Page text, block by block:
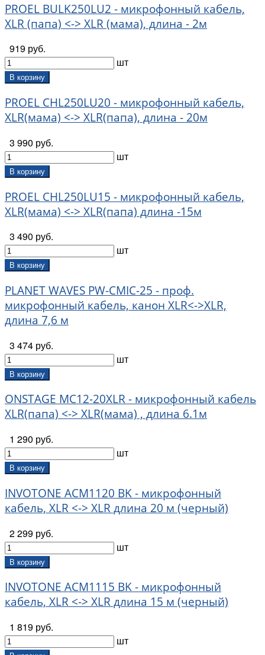
PROEL BULK250LU2 - микрофонный кабель,
XLR (папа) <-> XLR (мама), длина - 2м
919 руб.
шт
В корзину
PROEL CHL250LU20 - микрофонный кабель,
XLR(мама) <-> XLR(папа), длина - 20м
3 990 руб.
шт
В корзину
PROEL CHL250LU15 - микрофонный кабель,
XLR(мама) <-> XLR(папа) длина -15м
3 490 руб.
шт
В корзину
PLANET WAVES PW-CMIC-25 - проф.
микрофонный кабель, канон XLR<->XLR,
длина 7,6 м
3 474 руб.
шт
В корзину
ONSTAGE MC12-20XLR - микрофонный кабель
XLR(папа) <-> XLR(мама) , длина 6.1м
1 290 руб.
шт
В корзину
INVOTONE ACM1120 BK - микрофонный
кабель, XLR <-> XLR длина 20 м (черный)
2 299 руб.
шт
В корзину
INVOTONE ACM1115 BK - микрофонный
кабель, XLR <-> XLR длина 15 м (черный)
1 819 руб.
шт